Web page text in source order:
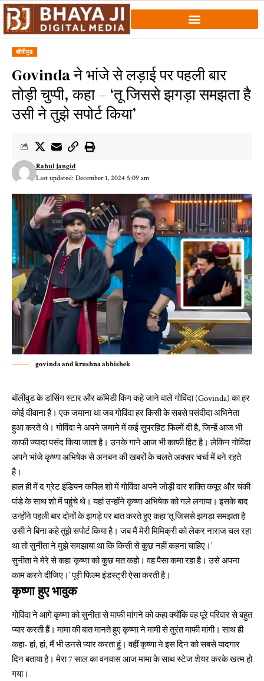
बॉलीवुड
Govinda ने भांजे से लड़ाई पर पहली बार
तोड़ी चुप्पी, कहा – ‘तू जिससे झगड़ा समझता है
उसी ने तुझे सपोर्ट किया’
Last updated: December 1, 2024 5:09 am
Rahul Jangid
govinda and krushna abhishek
बॉलीवुड के डांसिंग स्टार और कॉमेडी किंग कहे जाने वाले गोविंदा (Govinda) का हर
कोई दीवाना है। एक जमाना था जब गोविंदा हर किसी के सबसे पसंदीदा अभिनेता
हुआ करते थे। गोविंदा ने अपने ज़माने में कई सुपरहिट फिल्में दी है, जिन्हें आज भी
काफी ज्यादा पसंद किया जाता है। उनके गाने आज भी काफी हिट है। लेकिन गोविंदा
अपने भांजे कृष्णा अभिषेक से अनबन की खबरों के चलते अक्सर चर्चा में बने रहते
है।
हाल ही में द ग्रेट इंडियन कपिल शो में गोविंदा अपने जोड़ी दार शक्ति कपूर और चंकी
पांडे के साथ शो में पहुंचे थे। यहां उन्होंने कृष्णा अभिषेक को गले लगाया। इसके बाद
उन्होंने पहली बार दोनों के झगड़े पर बात करते हुए कहा ‘तू जिससे झगड़ा समझता है
उसी ने बिना कहे तुझे सपोर्ट किया है। जब मैं मेरी मिमिक्री को लेकर नाराज चल रहा
था तो सुनीता ने मुझे समझाया था कि किसी से कुछ नहीं कहना चाहिए।’
सुनीता ने मेरे से कहा ‘कृष्णा को कुछ मत कहो। वह पैसा कमा रहा है। उसे अपना
काम करने दीजिए।’ पूरी फिल्म इंडस्ट्री ऐसा करती है।
कृष्णा हुए भावुक
गोविंदा ने आगे कृष्णा को सुनीता से माफी मांगने को कहा क्योंकि वह पूरे परिवार से बहुत
प्यार करती हैं। मामा की बात मानते हुए कृष्णा ने मामी से तुरंत माफी मांगी। साथ ही
कहा- हां, हां, मैं भी उनसे प्यार करता हूं। वहीं कृष्णा ने इस दिन को सबसे यादगार
दिन बताया है। मेरा 7 साल का वनवास आज मामा के साथ स्टेज शेयर करके खत्म हो
गया।